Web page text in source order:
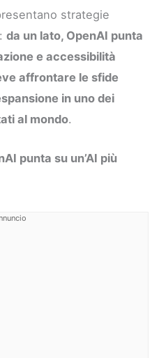
strategie
da un lato, OpenAI punta
e accessibilità
affrontare le sfide
in uno dei
al mondo.
punta su un’AI più